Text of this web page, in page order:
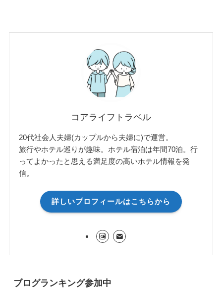
コアライフトラベル
20代社会人夫婦(カップルから夫婦に)で運営。
旅行やホテル巡りが趣味。ホテル宿泊は年間70泊。行
ってよかったと思える満足度の高いホテル情報を発
信。
詳しいプロフィールはこちらから
ブログランキング参加中